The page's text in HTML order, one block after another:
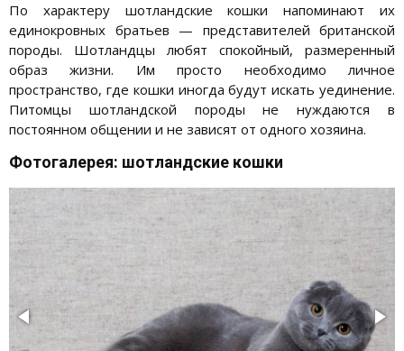
По характеру шотландские кошки напоминают их
единокровных братьев — представителей британской
породы. Шотландцы любят спокойный, размеренный
образ жизни. Им просто необходимо личное
пространство, где кошки иногда будут искать уединение.
Питомцы шотландской породы не нуждаются в
постоянном общении и не зависят от одного хозяина.
Фотогалерея: шотландские кошки